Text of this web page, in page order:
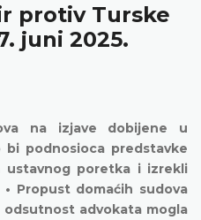
protiv Turske
juni 2025.
na izjave dobijene u
podnosioca predstavke
ustavnog poretka i izrekli
Propust domaćih sudova
advokata mogla